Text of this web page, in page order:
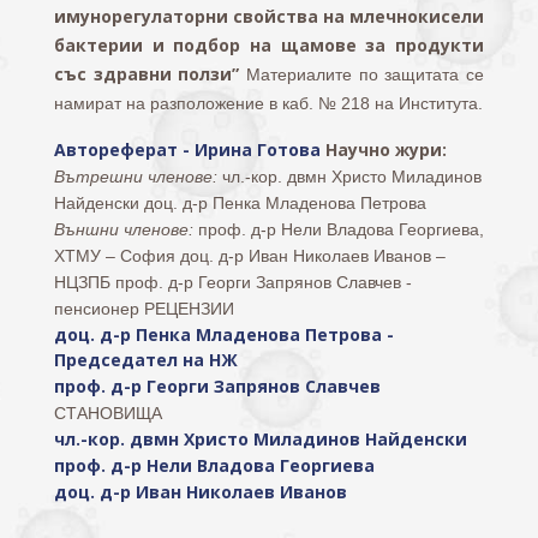
имунорегулаторни свойства на млечнокисели
бактерии и подбор на щамове за продукти
със здравни ползи” Материалите по защитата се
намират на разположение в каб. № 218 на Института.
Автореферат - Ирина Готова Научно жури:
Вътрешни членове: чл.-кор. двмн Христо Миладинов
Найденски доц. д-р Пенка Младенова Петрова
Външни членове: проф. д-р Нели Владова Георгиева,
ХТМУ – София доц. д-р Иван Николаев Иванов –
НЦЗПБ проф. д-р Георги Запрянов Славчев -
пенсионер РЕЦЕНЗИИ
доц. д-р Пенка Младенова Петрова -
Председател на НЖ
проф. д-р Георги Запрянов Славчев
СТАНОВИЩА
чл.-кор. двмн Христо Миладинов Найденски
проф. д-р Нели Владова Георгиева
доц. д-р Иван Николаев Иванов